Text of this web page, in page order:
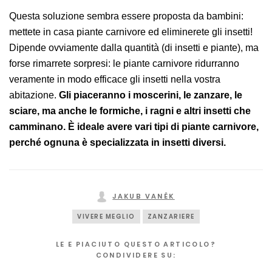
Questa soluzione sembra essere proposta da bambini:
mettete in casa piante carnivore ed eliminerete gli insetti!
Dipende ovviamente dalla quantità (di insetti e piante), ma
forse rimarrete sorpresi: le piante carnivore ridurranno
veramente in modo efficace gli insetti nella vostra
abitazione. Gli piaceranno i moscerini, le zanzare, le
sciare, ma anche le formiche, i ragni e altri insetti che
camminano. È ideale avere vari tipi di piante carnivore,
perché ognuna è specializzata in insetti diversi.
JAKUB VANĚK
VIVERE MEGLIO ZANZARIERE
LE E PIACIUTO QUESTO ARTICOLO?
CONDIVIDERE SU: